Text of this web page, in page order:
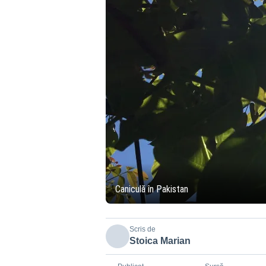
Caniculă în Pakistan
Scris de
Stoica Marian